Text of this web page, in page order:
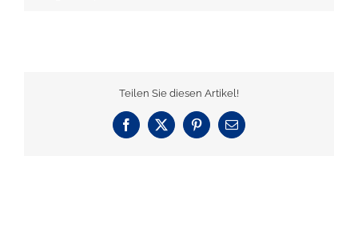
Teilen Sie diesen Artikel!
Facebook
X PinterestE-
Mail